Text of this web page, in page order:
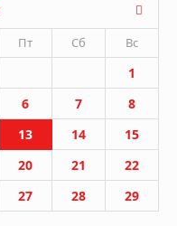
Пт Сб Вс
1
6 7
8
13 14
15
20 21
22
27 28
29